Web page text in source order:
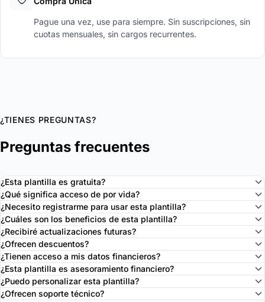
Pague una vez, use para siempre. Sin suscripciones, sin
cuotas mensuales, sin cargos recurrentes.
¿TIENES PREGUNTAS?
Preguntas frecuentes
¿Esta plantilla es gratuita?
¿Qué significa acceso de por vida?
¿Necesito registrarme para usar esta plantilla?
¿Cuáles son los beneficios de esta plantilla?
¿Recibiré actualizaciones futuras?
¿Ofrecen descuentos?
¿Tienen acceso a mis datos financieros?
¿Esta plantilla es asesoramiento financiero?
¿Puedo personalizar esta plantilla?
¿Ofrecen soporte técnico?